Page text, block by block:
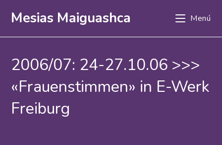
Mesias Maiguashca Menú
2006/07: 24-27.10.06 >>>
«Frauenstimmen» in E-Werk
Freiburg